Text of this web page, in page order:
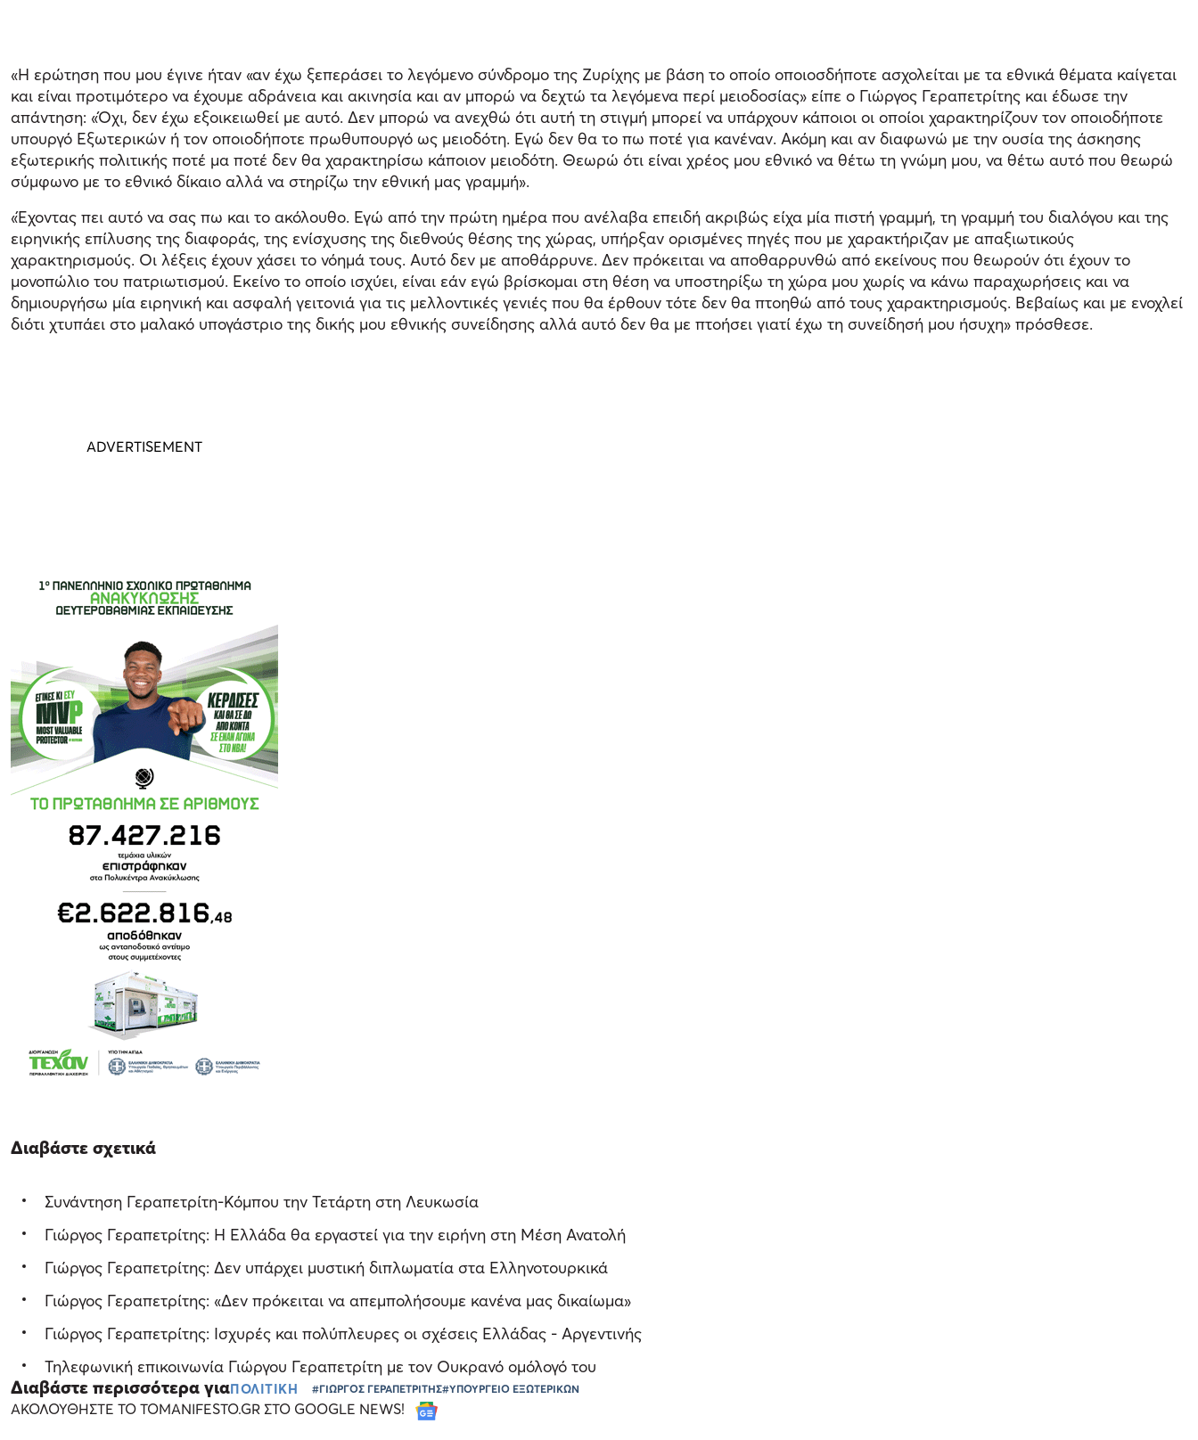
«Η ερώτηση που μου έγινε ήταν «αν έχω ξεπεράσει το λεγόμενο σύνδρομο της Ζυρίχης με βάση το οποίο οποιοσδήποτε ασχολείται με τα εθνικά θέματα καίγεται
και είναι προτιμότερο να έχουμε αδράνεια και ακινησία και αν μπορώ να δεχτώ τα λεγόμενα περί μειοδοσίας» είπε ο Γιώργος Γεραπετρίτης και έδωσε την
απάντηση: «Όχι, δεν έχω εξοικειωθεί με αυτό. Δεν μπορώ να ανεχθώ ότι αυτή τη στιγμή μπορεί να υπάρχουν κάποιοι οι οποίοι χαρακτηρίζουν τον οποιοδήποτε
υπουργό Εξωτερικών ή τον οποιοδήποτε πρωθυπουργό ως μειοδότη. Εγώ δεν θα το πω ποτέ για κανέναν. Ακόμη και αν διαφωνώ με την ουσία της άσκησης
εξωτερικής πολιτικής ποτέ μα ποτέ δεν θα χαρακτηρίσω κάποιον μειοδότη. Θεωρώ ότι είναι χρέος μου εθνικό να θέτω τη γνώμη μου, να θέτω αυτό που θεωρώ
σύμφωνο με το εθνικό δίκαιο αλλά να στηρίζω την εθνική μας γραμμή».
«Έχοντας πει αυτό να σας πω και το ακόλουθο. Εγώ από την πρώτη ημέρα που ανέλαβα επειδή ακριβώς είχα μία πιστή γραμμή, τη γραμμή του διαλόγου και της
ειρηνικής επίλυσης της διαφοράς, της ενίσχυσης της διεθνούς θέσης της χώρας, υπήρξαν ορισμένες πηγές που με χαρακτήριζαν με απαξιωτικούς
χαρακτηρισμούς. Οι λέξεις έχουν χάσει το νόημά τους. Αυτό δεν με αποθάρρυνε. Δεν πρόκειται να αποθαρρυνθώ από εκείνους που θεωρούν ότι έχουν το
μονοπώλιο του πατριωτισμού. Εκείνο το οποίο ισχύει, είναι εάν εγώ βρίσκομαι στη θέση να υποστηρίξω τη χώρα μου χωρίς να κάνω παραχωρήσεις και να
δημιουργήσω μία ειρηνική και ασφαλή γειτονιά για τις μελλοντικές γενιές που θα έρθουν τότε δεν θα πτοηθώ από τους χαρακτηρισμούς. Βεβαίως και με ενοχλεί
διότι χτυπάει στο μαλακό υπογάστριο της δικής μου εθνικής συνείδησης αλλά αυτό δεν θα με πτοήσει γιατί έχω τη συνείδησή μου ήσυχη» πρόσθεσε.
Διαβάστε σχετικά
Συνάντηση Γεραπετρίτη-Κόμπου την Τετάρτη στη Λευκωσία
Γιώργος Γεραπετρίτης: Η Ελλάδα θα εργαστεί για την ειρήνη στη Μέση Ανατολή
Γιώργος Γεραπετρίτης: Δεν υπάρχει μυστική διπλωματία στα Ελληνοτουρκικά
Γιώργος Γεραπετρίτης: «Δεν πρόκειται να απεμπολήσουμε κανένα μας δικαίωμα»
Γιώργος Γεραπετρίτης: Ισχυρές και πολύπλευρες οι σχέσεις Ελλάδας - Αργεντινής
Τηλεφωνική επικοινωνία Γιώργου Γεραπετρίτη με τον Ουκρανό ομόλογό του
Διαβάστε περισσότερα γιαΠΟΛΙΤΙΚΗ #ΓΙΩΡΓΟΣ ΓΕΡΑΠΕΤΡΙΤΗΣ#ΥΠΟΥΡΓΕΙΟ ΕΞΩΤΕΡΙΚΩΝ
ΑΚΟΛΟΥΘΗΣΤΕ ΤΟ TOMANIFESTO.GR ΣΤΟ GOOGLE NEWS!